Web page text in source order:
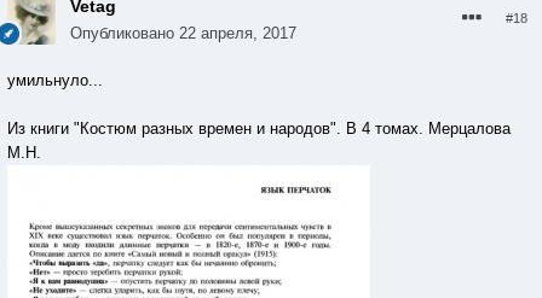
Vetag
Опубликовано 22 апреля, 2017
#18
умильнуло...
Из книги "Костюм разных времен и народов". В 4 томах. Мерцалова
М.Н.